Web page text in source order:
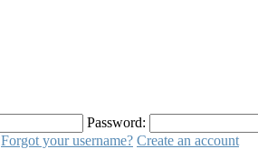
Password:
Forgot your username? Create an account